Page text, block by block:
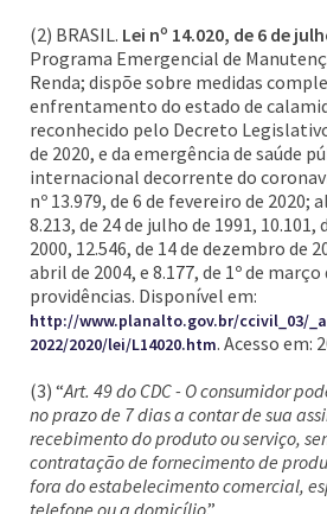
(2) BRASIL. Lei nº 14.020, de 6 de
Programa Emergencial de
Renda; dispõe sobre medidas
enfrentamento do estado de
reconhecido pelo Decreto
de 2020, e da emergência de saúde
internacional decorrente do
nº 13.979, de 6 de fevereiro de 2020;
8.213, de 24 de julho de 1991, 10.101,
2000, 12.546, de 14 de dezembro de
abril de 2004, e 8.177, de 1º de
providências. Disponível em:
http://www.planalto.gov.br/ccivil_03/
2022/2020/lei/L14020.htm. Acesso em:
(3) “Art. 49 do CDC - O consumidor
no prazo de 7 dias a contar de sua
recebimento do produto ou serviço,
contratação de fornecimento de
fora do estabelecimento comercial,
telefone ou a domicílio.”